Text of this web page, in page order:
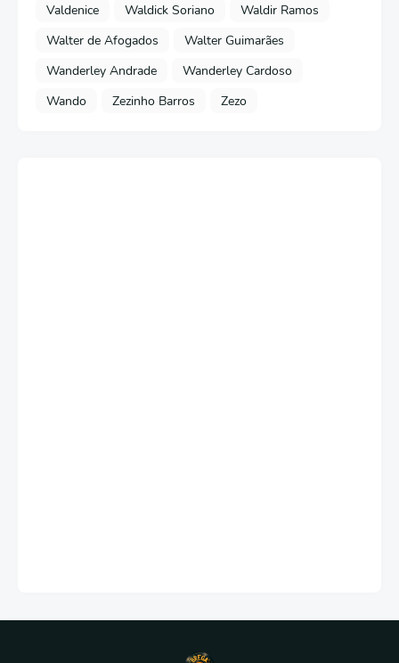
Valdenice
Waldick Soriano
Waldir Ramos
Walter de Afogados
Walter Guimarães
Wanderley Andrade
Wanderley Cardoso
Wando
Zezinho Barros Zezo